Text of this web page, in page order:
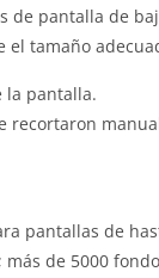
de pantalla de
tamaño
la pantalla.
recortaron
pantallas de
de 5000